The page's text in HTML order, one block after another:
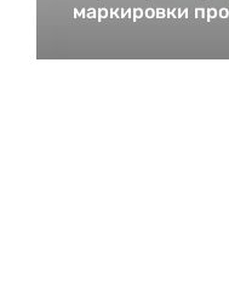
маркировки